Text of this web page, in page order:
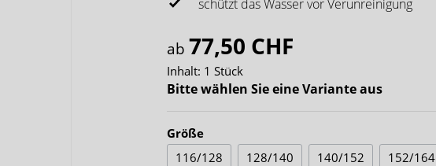
DryNites
schützt das Wasser vor Verunreinigung
ab 77,50 CHF
Inhalt: 1 Stück
Bitte wählen Sie eine Variante aus
Größe
116/128
128/140 140/152 152/164